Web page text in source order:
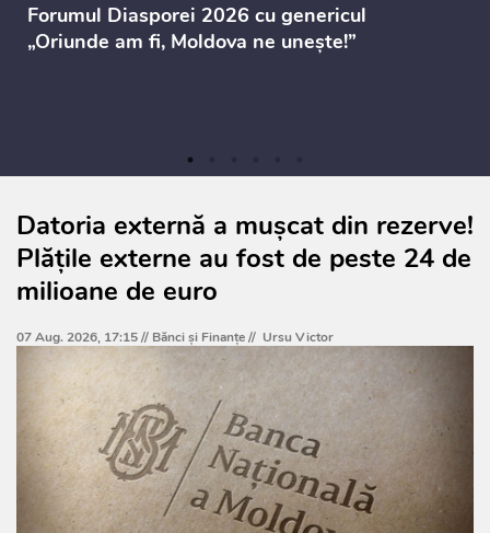
Forumul Diasporei 2026 cu genericul
„Oriunde am fi, Moldova ne unește!”
Datoria externă a mușcat din rezerve!
Plățile externe au fost de peste 24 de
milioane de euro
07 Aug. 2026, 17:15 // Bănci şi Finanţe// Ursu Victor